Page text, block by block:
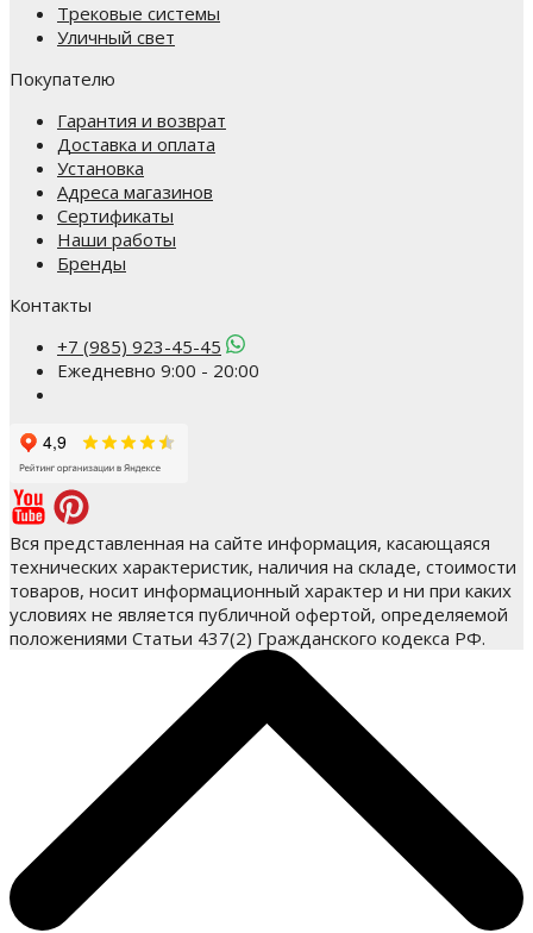
Трековые системы
Уличный свет
Покупателю
Гарантия и возврат
Доставка и оплата
Установка
Адреса магазинов
Сертификаты
Наши работы
Бренды
Контакты
+7 (985) 923-45-45
Ежедневно 9:00 - 20:00
Вся представленная на сайте информация, касающаяся
технических характеристик, наличия на складе, стоимости
товаров, носит информационный характер и ни при каких
условиях не является публичной офертой, определяемой
положениями Статьи 437(2) Гражданского кодекса РФ.